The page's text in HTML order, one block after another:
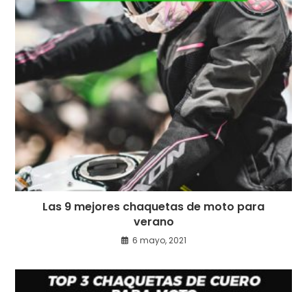
Las 9 mejores chaquetas de moto para
verano
6 mayo, 2021